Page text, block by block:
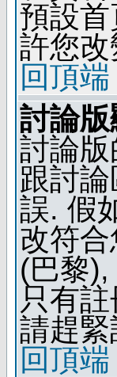
預設
許您
回頂端
討論
討論
跟討
誤. 假
改符
(巴黎
只有
請趕
回頂端